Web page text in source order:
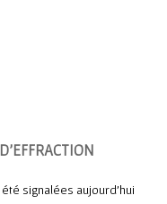
signalées aujourd’hui